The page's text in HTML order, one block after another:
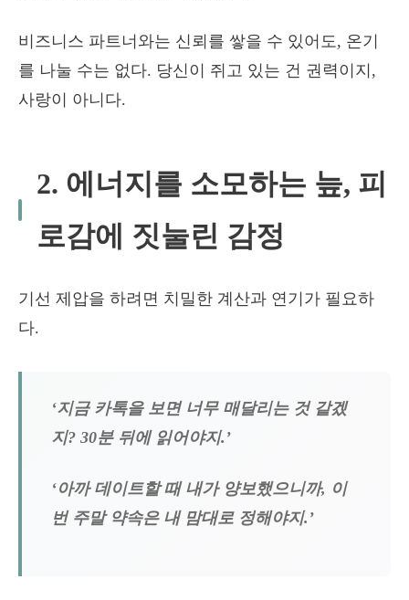
비즈니스 파트너와는 신뢰를 쌓을 수 있어도, 온기
를 나눌 수는 없다. 당신이 쥐고 있는 건 권력이지,
사랑이 아니다.
2. 에너지를 소모하는 늪, 피
로감에 짓눌린 감정
기선 제압을 하려면 치밀한 계산과 연기가 필요하
다.
‘지금 카톡을 보면 너무 매달리는 것 같겠
지? 30분 뒤에 읽어야지.’
‘아까 데이트할 때 내가 양보했으니까, 이
번 주말 약속은 내 맘대로 정해야지.’